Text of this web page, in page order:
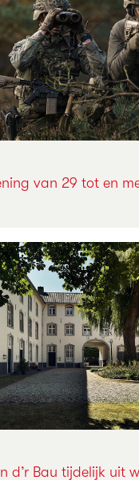
van 29 tot en
d’r Bau tijdelijk uit